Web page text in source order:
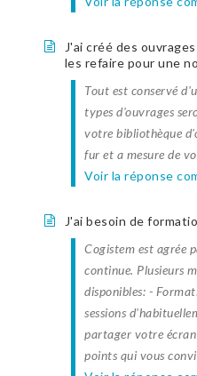
J'ai créé des
les refaire pour une
Tout est conservé
types d'ouvrages
votre bibliothèque
fur et a mesure de
Voir la réponse
J'ai besoin de
Cogistem est agrée
continue. Plusieurs
disponibles: -
sessions
partager votre
points qui vous